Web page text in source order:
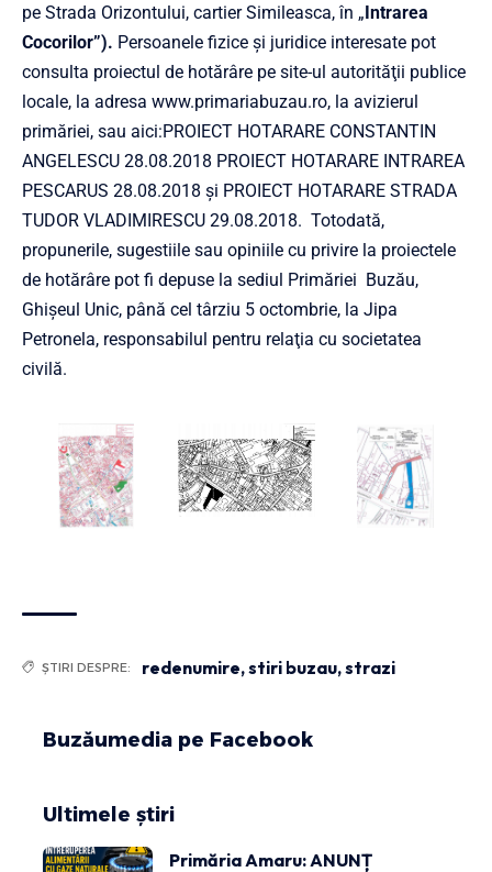
pe Strada Orizontului, cartier Simileasca, în „Intrarea
Cocorilor”). Persoanele fizice şi juridice interesate pot
consulta proiectul de hotărâre pe site-ul autorităţii publice
locale, la adresa www.primariabuzau.ro, la avizierul
primăriei, sau aici:PROIECT HOTARARE CONSTANTIN
ANGELESCU 28.08.2018 PROIECT HOTARARE INTRAREA
PESCARUS 28.08.2018 și PROIECT HOTARARE STRADA
TUDOR VLADIMIRESCU 29.08.2018. Totodată,
propunerile, sugestiile sau opiniile cu privire la proiectele
de hotărâre pot fi depuse la sediul Primăriei Buzău,
Ghișeul Unic, până cel târziu 5 octombrie, la Jipa
Petronela, responsabilul pentru relaţia cu societatea
civilă.
ȘTIRI DESPRE: redenumire,stiri buzau,strazi
Buzăumedia pe Facebook
Ultimele știri
Primăria Amaru: ANUNȚ